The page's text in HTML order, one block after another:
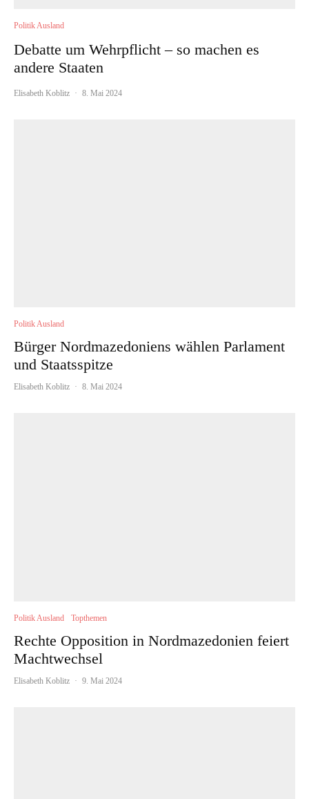
Politik Ausland
Debatte um Wehrpflicht – so machen es
andere Staaten
Elisabeth Koblitz · 8. Mai 2024
Politik Ausland
Bürger Nordmazedoniens wählen Parlament
und Staatsspitze
Elisabeth Koblitz · 8. Mai 2024
Politik Ausland Topthemen
Rechte Opposition in Nordmazedonien feiert
Machtwechsel
Elisabeth Koblitz · 9. Mai 2024